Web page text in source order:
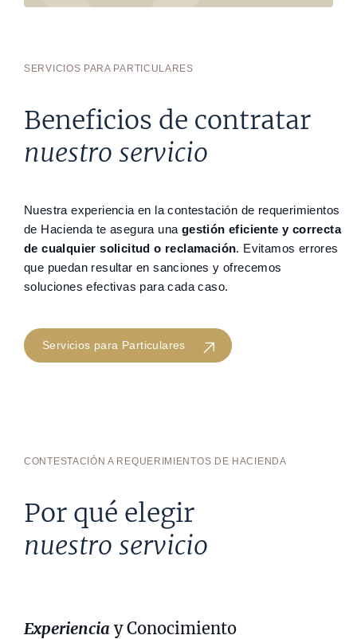
SERVICIOS PARA PARTICULARES
Beneficios de contratar
nuestro servicio
Nuestra experiencia en la contestación de requerimientos
de Hacienda te asegura una gestión eficiente y correcta
de cualquier solicitud o reclamación. Evitamos errores
que puedan resultar en sanciones y ofrecemos
soluciones efectivas para cada caso.
Servicios para Particulares
CONTESTACIÓN A REQUERIMIENTOS DE HACIENDA
Por qué elegir
nuestro servicio
Experiencia y Conocimiento